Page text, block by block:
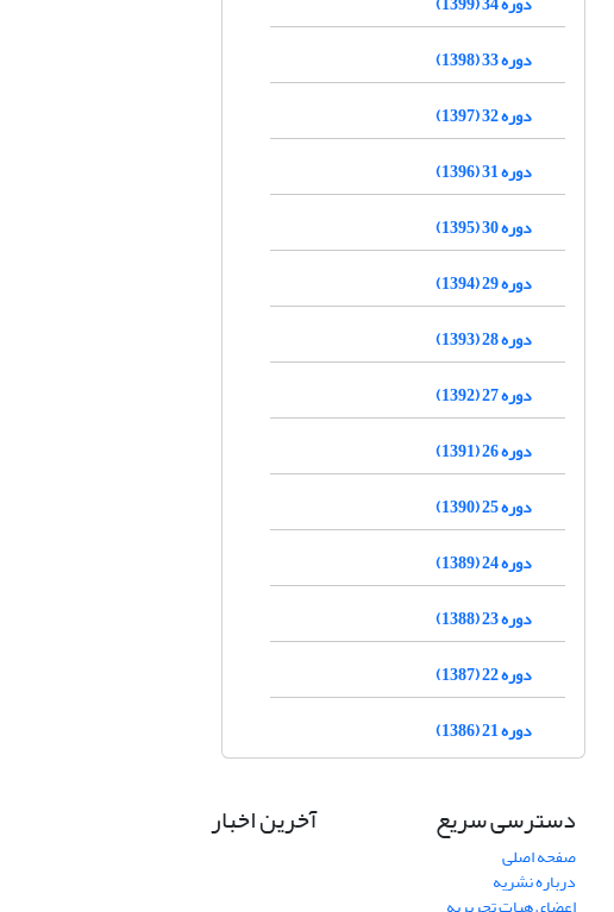
دوره 33 (1398)
دوره 32 (1397)
دوره 31 (1396)
دوره 30 (1395)
دوره 29 (1394)
دوره 28 (1393)
دوره 27 (1392)
دوره 26 (1391)
دوره 25 (1390)
دوره 24 (1389)
دوره 23 (1388)
دوره 22 (1387)
دوره 21 (1386)
دسترسی سریع
صفحه اصلی
درباره نشریه
آخرین اخبار